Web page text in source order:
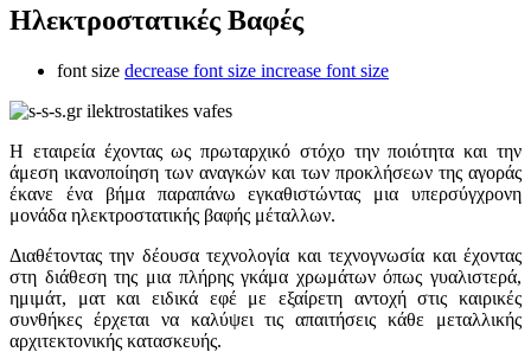
Ηλεκτροστατικές Βαφές
font size decrease font size increase font size
Η εταιρεία έχοντας ως πρωταρχικό στόχο την ποιότητα και την
άμεση ικανοποίηση των αναγκών και των προκλήσεων της αγοράς
έκανε ένα βήμα παραπάνω εγκαθιστώντας μια υπερσύγχρονη
μονάδα ηλεκτροστατικής βαφής μέταλλων.
Διαθέτοντας την δέουσα τεχνολογία και τεχνογνωσία και έχοντας
στη διάθεση της μια πλήρης γκάμα χρωμάτων όπως γυαλιστερά,
ημιμάτ, ματ και ειδικά εφέ με εξαίρετη αντοχή στις καιρικές
συνθήκες έρχεται να καλύψει τις απαιτήσεις κάθε μεταλλικής
αρχιτεκτονικής κατασκευής.